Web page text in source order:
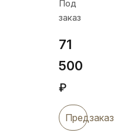
Под
заказ
71
500
₽
Предзаказ